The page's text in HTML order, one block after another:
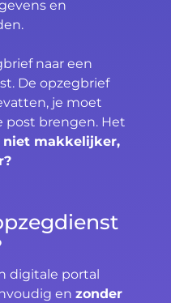
en
naar een
De opzegbrief
je moet
post brengen. Het
niet makkelijker,
digitale portal
en zonder